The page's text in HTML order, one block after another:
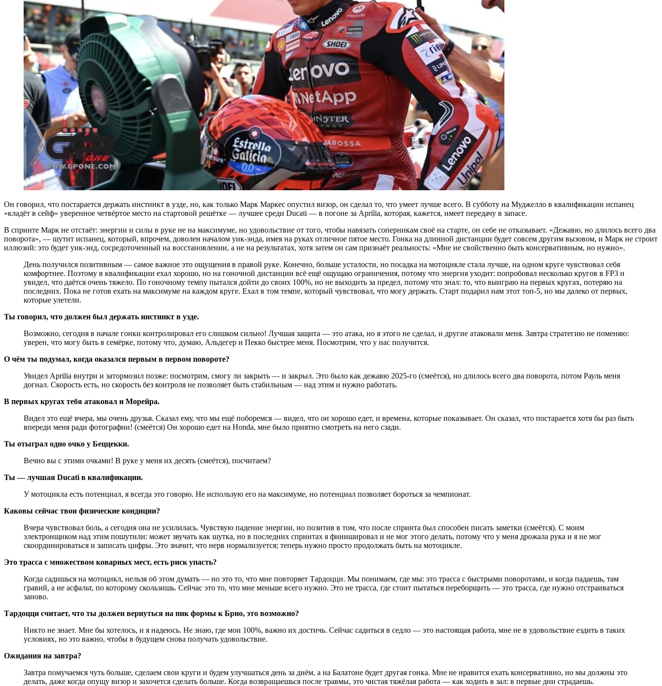
Он говорил, что постарается держать инстинкт в узде, но, как только Марк Маркес опустил визор, он сделал то, что умеет лучше всего. В субботу на Муджелло в квалификации испанец
«кладёт в сейф» уверенное четвёртое место на стартовой решётке — лучшее среди Ducati — в погоне за Aprilia, которая, кажется, имеет передачу в запасе.
В спринте Марк не отстаёт: энергии и силы в руке не на максимуме, но удовольствие от того, чтобы навязать соперникам своё на старте, он себе не отказывает. «Дежавю, но длилось всего два
поворота», — шутит испанец, который, впрочем, доволен началом уик-энда, имея на руках отличное пятое место. Гонка на длинной дистанции будет совсем другим вызовом, и Марк не строит
иллюзий: это будет уик-энд, сосредоточенный на восстановлении, а не на результатах, хотя затем он сам признаёт реальность: «Мне не свойственно быть консервативным, но нужно».
День получился позитивным — самое важное это ощущения в правой руке. Конечно, больше усталости, но посадка на мотоцикле стала лучше, на одном круге чувствовал себя
комфортнее. Поэтому в квалификации ехал хорошо, но на гоночной дистанции всё ещё ощущаю ограничения, потому что энергия уходит: попробовал несколько кругов в FP3 и
увидел, что даётся очень тяжело. По гоночному темпу пытался дойти до своих 100%, но не выходить за предел, потому что знал: то, что выиграю на первых кругах, потеряю на
последних. Пока не готов ехать на максимуме на каждом круге. Ехал в том темпе, который чувствовал, что могу держать. Старт подарил нам этот топ-5, но мы далеко от первых,
которые улетели.
Ты говорил, что должен был держать инстинкт в узде.
Возможно, сегодня в начале гонки контролировал его слишком сильно! Лучшая защита — это атака, но я этого не сделал, и другие атаковали меня. Завтра стратегию не поменяю:
уверен, что могу быть в семёрке, потому что, думаю, Альдегер и Пекко быстрее меня. Посмотрим, что у нас получится.
О чём ты подумал, когда оказался первым в первом повороте?
Увидел Aprilia внутри и затормозил позже: посмотрим, смогу ли закрыть — и закрыл. Это было как дежавю 2025-го (смеётся), но длилось всего два поворота, потом Рауль меня
догнал. Скорость есть, но скорость без контроля не позволяет быть стабильным — над этим и нужно работать.
В первых кругах тебя атаковал и Морейра.
Видел это ещё вчера, мы очень друзья. Сказал ему, что мы ещё поборемся — видел, что он хорошо едет, и времена, которые показывает. Он сказал, что постарается хотя бы раз быть
впереди меня ради фотографии! (смеётся) Он хорошо едет на Honda, мне было приятно смотреть на него сзади.
Ты отыграл одно очко у Беццекки.
Вечно вы с этими очками! В руке у меня их десять (смеётся), посчитаем?
Ты — лучшая Ducati в квалификации.
У мотоцикла есть потенциал, я всегда это говорю. Не использую его на максимуме, но потенциал позволяет бороться за чемпионат.
Каковы сейчас твои физические кондиции?
Вчера чувствовал боль, а сегодня она не усилилась. Чувствую падение энергии, но позитив в том, что после спринта был способен писать заметки (смеётся). С моим
электронщиком над этим пошутили: может звучать как шутка, но в последних спринтах я финишировал и не мог этого делать, потому что у меня дрожала рука и я не мог
скоординироваться и записать цифры. Это значит, что нерв нормализуется; теперь нужно просто продолжать быть на мотоцикле.
Это трасса с множеством коварных мест, есть риск упасть?
Когда садишься на мотоцикл, нельзя об этом думать — но это то, что мне повторяет Тардоцци. Мы понимаем, где мы: это трасса с быстрыми поворотами, и когда падаешь, там
гравий, а не асфальт, по которому скользишь. Сейчас это то, что мне меньше всего нужно. Это не трасса, где стоит пытаться переборщить — это трасса, где нужно отстраиваться
заново.
Тардоцци считает, что ты должен вернуться на пик формы к Брно, это возможно?
Никто не знает. Мне бы хотелось, и я надеюсь. Не знаю, где мои 100%, важно их достичь. Сейчас садиться в седло — это настоящая работа, мне не в удовольствие ездить в таких
условиях, но это важно, чтобы в будущем снова получать удовольствие.
Ожидания на завтра?
Завтра помучаемся чуть больше, сделаем свои круги и будем улучшаться день за днём, а на Балатоне будет другая гонка. Мне не нравится ехать консервативно, но мы должны это
делать, даже когда опущу визор и захочется сделать больше. Когда возвращаешься после травмы, это чистая тяжёлая работа — как ходить в зал: в первые дни страдаешь.